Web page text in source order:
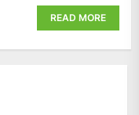
READ MORE